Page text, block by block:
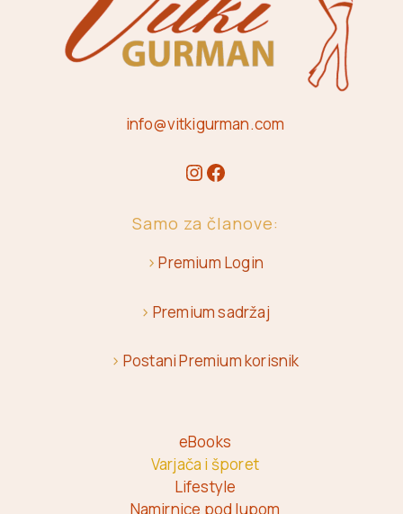
info@vitkigurman.com
Samo za članove:
>Premium Login
> Premium sadržaj
> Postani Premium korisnik
eBooks
Varjača i šporet
Lifestyle
Namirnice pod lupom